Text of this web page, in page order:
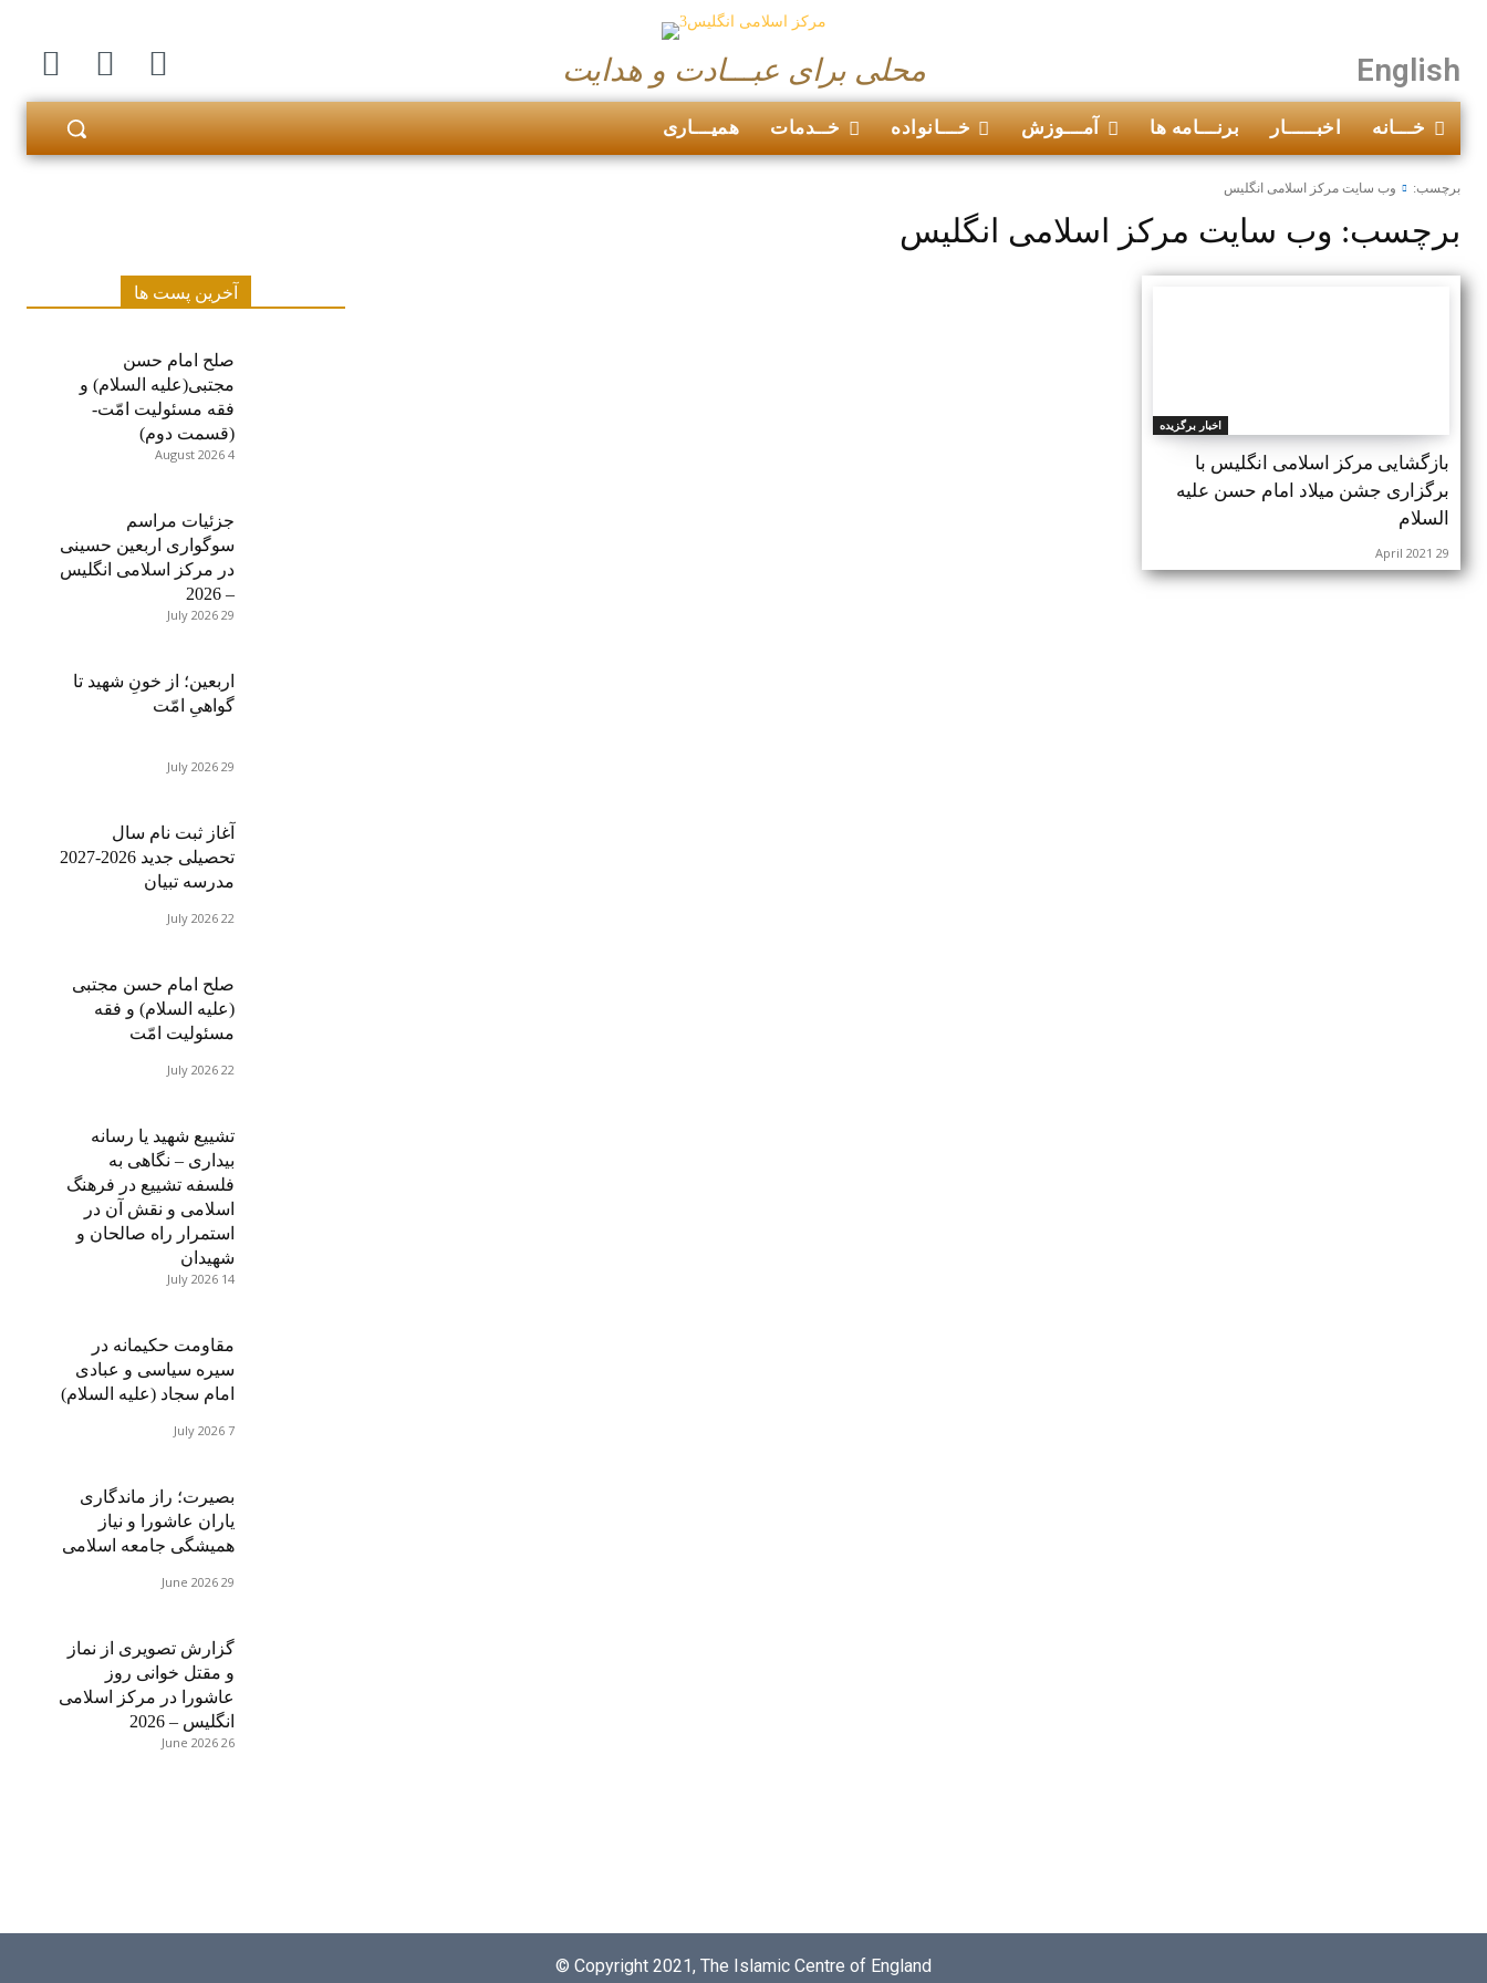
محلی برای عبـــادت و هدایت English
همیـــاری خــدمات خـــانواده آمـــوزش برنـــامه ها اخبـــــار خـــانه
برچسب: وب سایت مرکز اسلامی انگلیس
برچسب: وب سایت مرکز اسلامی انگلیس
آخرین پست ها
صلح امام حسن
مجتبی(علیه السلام) و
فقه مسئولیت امّت-
(قسمت دوم)
4 August 2026
جزئیات مراسم
سوگواری اربعین حسینی
در مرکز اسلامی انگلیس
– 2026
29 July 2026
اربعین؛ از خونِ شهید تا
گواهیِ امّت
29 July 2026
آغاز ثبت نام سال
تحصیلی جدید 2026-2027
مدرسه تبیان
22 July 2026
صلح امام حسن مجتبی
(علیه السلام) و فقه
مسئولیت امّت
22 July 2026
تشییع شهید یا رسانه
بیداری – نگاهی به
فلسفه تشییع در فرهنگ
اسلامی و نقش آن در
استمرار راه صالحان و
شهیدان
14 July 2026
مقاومت حکیمانه در
سیره سیاسی و عبادی
امام سجاد (علیه السلام)
7 July 2026
بصیرت؛ راز ماندگاری
یاران عاشورا و نیاز
همیشگی جامعه اسلامی
29 June 2026
گزارش تصویری از نماز
و مقتل خوانی روز
عاشورا در مرکز اسلامی
انگلیس – 2026
26 June 2026
اخبار برگزیده
بازگشایی مرکز اسلامی انگلیس با
برگزاری جشن میلاد امام حسن علیه
السلام
29 April 2021
© Copyright 2021, The Islamic Centre of England